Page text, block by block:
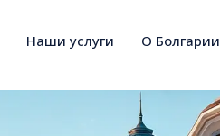
Наши услуги О Болгарии